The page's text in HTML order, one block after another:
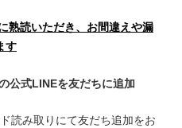
熟読いただき、お間違えや漏
す
公式LINEを友だちに追加
読み取りにて友だち追加をお